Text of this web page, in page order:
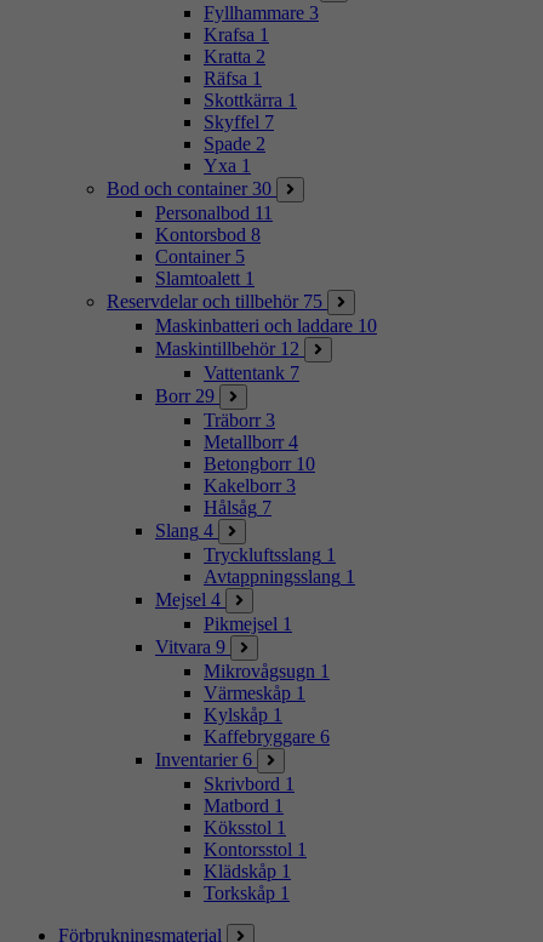
Fyllhammare 3
Krafsa 1
Kratta 2
Räfsa 1
Skottkärra 1
Skyffel 7
Spade 2
Yxa 1
Bod och container 30
Personalbod 11
Kontorsbod 8
Container 5
Slamtoalett 1
Reservdelar och tillbehör 75
Maskinbatteri och laddare 10
Maskintillbehör 12
Vattentank 7
Borr 29
Träborr 3
Metallborr 4
Betongborr 10
Kakelborr 3
Hålsåg 7
Slang 4
Tryckluftsslang 1
Avtappningsslang 1
Mejsel 4
Pikmejsel 1
Vitvara 9
Mikrovågsugn 1
Värmeskåp 1
Kylskåp 1
Kaffebryggare 6
Inventarier 6
Skrivbord 1
Matbord 1
Köksstol 1
Kontorsstol 1
Klädskåp 1
Torkskåp 1
Förbrukningsmaterial